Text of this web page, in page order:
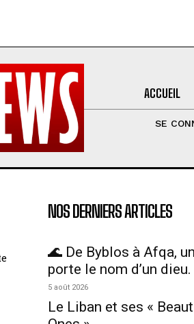
ACCUEIL
SE
NOS DERNIERS ARTICLES
🌊 De Byblos à Afqa,
porte le nom d’un dieu.
5 août 2026
Le Liban et ses «